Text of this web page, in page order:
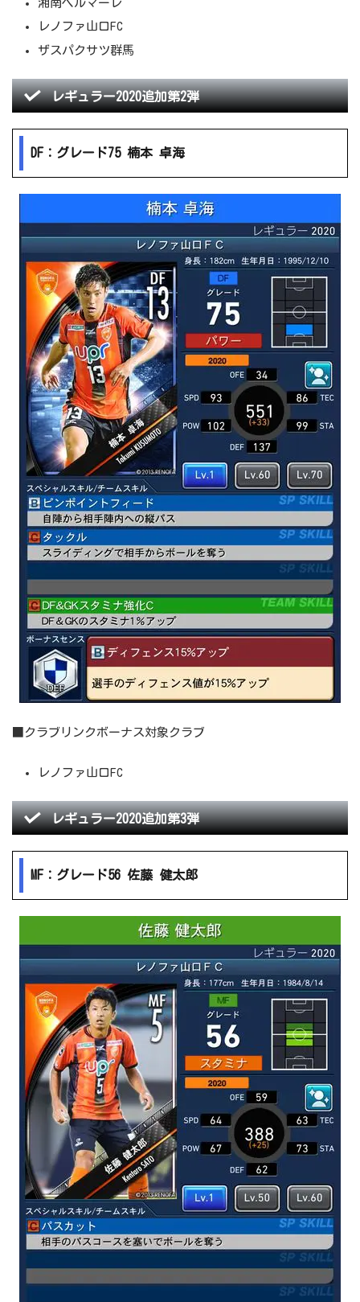
湘南ベルマーレ
レノファ山口FC
ザスパクサツ群馬
レギュラー2020追加第2弾
DF：グレード75 楠本 卓海
■クラブリンクボーナス対象クラブ
レノファ山口FC
レギュラー2020追加第3弾
MF：グレード56 佐藤 健太郎